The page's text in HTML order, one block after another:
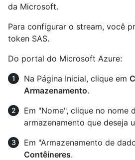
da Microsoft.
Para configurar o stream, você
token SAS.
Do portal do Microsoft Azure:
Na Página Inicial, clique em
Armazenamento.
Em "Nome", clique no nome
armazenamento que deseja
Em "Armazenamento de
Contêineres.